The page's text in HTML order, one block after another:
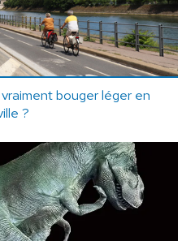
bouger léger en
?